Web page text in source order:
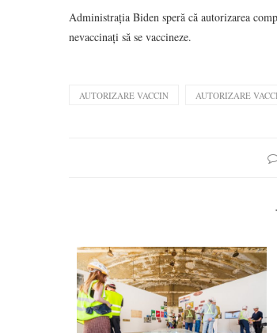
Administrația Biden speră că autorizarea
nevaccinați să se vaccineze.
AUTORIZARE VACCIN AUTORIZARE